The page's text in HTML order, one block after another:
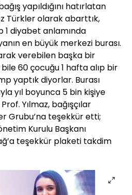
yapıldığını hatırlatan
Türkler olarak abarttık,
diyabet anlamında
en büyük merkezi burası.
verebilen başka bir
60 çocuğu 1 hafta alıp bir
yaptık diyorlar. Burası
yıl boyunca 5 bin kişiye
Yılmaz, bağışçılar
Grubu’na teşekkür etti;
Kurulu Başkanı
teşekkür plaketi takdim